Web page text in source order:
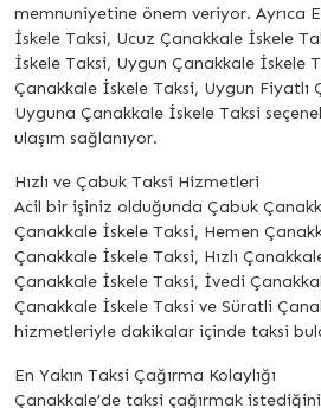
memnuniyetine önem veriyor. Ayrıca
İskele Taksi, Ucuz Çanakkale İskele
İskele Taksi, Uygun Çanakkale İskele
Çanakkale İskele Taksi, Uygun Fiyatlı
Uyguna Çanakkale İskele Taksi
ulaşım sağlanıyor.
Hızlı ve Çabuk Taksi Hizmetleri
Acil bir işiniz olduğunda Çabuk
Çanakkale İskele Taksi, Hemen
Çanakkale İskele Taksi, Hızlı
Çanakkale İskele Taksi, İvedi
Çanakkale İskele Taksi ve Süratli
hizmetleriyle dakikalar içinde taksi
En Yakın Taksi Çağırma Kolaylığı
Çanakkale’de taksi çağırmak